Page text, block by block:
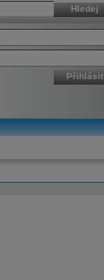
Hledej
Přihlásit